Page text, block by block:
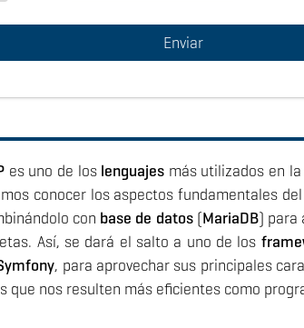
es uno de los lenguajes más utilizados en
conocer los aspectos fundamentales del
con base de datos(MariaDB) para
Así, se dará el salto a uno de los
, para aprovechar sus principales
que nos resulten más eficientes como